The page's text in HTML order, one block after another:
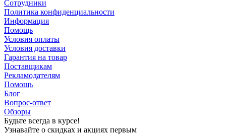
Сотрудники
Политика конфиденциальности
Информация
Помощь
Условия оплаты
Условия доставки
Гарантия на товар
Поставщикам
Рекламодателям
Помощь
Блог
Вопрос-ответ
Обзоры
Будьте всегда в курсе!
Узнавайте о скидках и акциях первым